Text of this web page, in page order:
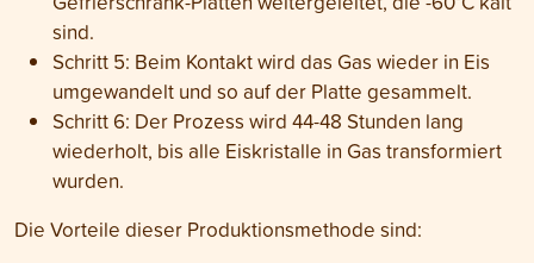
sind.
Schritt 5: Beim Kontakt wird das Gas wieder in Eis
umgewandelt und so auf der Platte gesammelt.
Schritt 6: Der Prozess wird 44-48 Stunden lang
wiederholt, bis alle Eiskristalle in Gas transformiert
wurden.
Die Vorteile dieser Produktionsmethode sind: